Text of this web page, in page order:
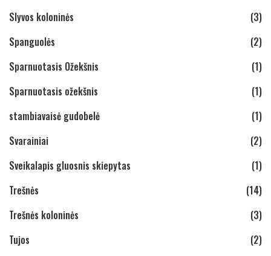
Slyvos koloninės
(3)
Spanguolės
(2)
Sparnuotasis Ožekšnis
(1)
Sparnuotasis ožekšnis
(1)
stambiavaisė gudobelė
(1)
Svarainiai
(2)
Sveikalapis gluosnis skiepytas
(1)
Trešnės
(14)
Trešnės koloninės
(3)
Tujos
(2)